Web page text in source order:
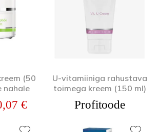
(50
nahale
hind oli: 58,90 €.
€Praegune hind on: 50,07 €.
U-vitamiiniga rahustava
toimega kreem (150 ml)
Profitoode